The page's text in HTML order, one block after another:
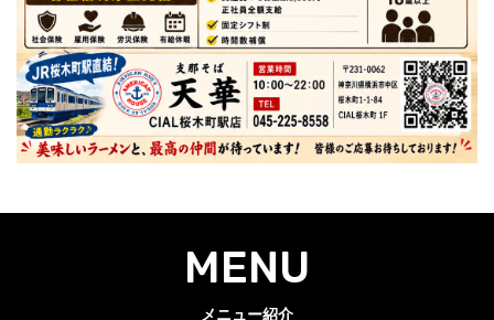
MENU
メニュー紹介